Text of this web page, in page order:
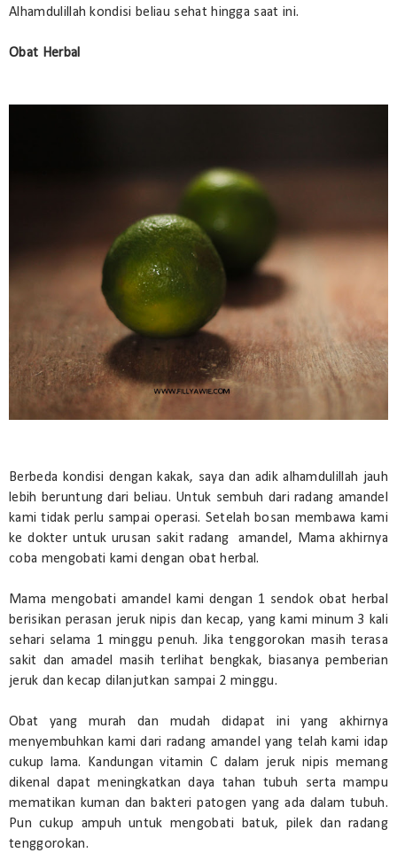
Alhamdulillah kondisi beliau sehat hingga saat ini.
Obat Herbal
Berbeda kondisi dengan kakak, saya dan adik alhamdulillah jauh
lebih beruntung dari beliau. Untuk sembuh dari radang amandel
kami tidak perlu sampai operasi. Setelah bosan membawa kami
ke dokter untuk urusan sakit radang amandel, Mama akhirnya
coba mengobati kami dengan obat herbal.
Mama mengobati amandel kami dengan 1 sendok obat herbal
berisikan perasan jeruk nipis dan kecap, yang kami minum 3 kali
sehari selama 1 minggu penuh. Jika tenggorokan masih terasa
sakit dan amadel masih terlihat bengkak, biasanya pemberian
jeruk dan kecap dilanjutkan sampai 2 minggu.
Obat yang murah dan mudah didapat ini yang akhirnya
menyembuhkan kami dari radang amandel yang telah kami idap
cukup lama. Kandungan vitamin C dalam jeruk nipis memang
dikenal dapat meningkatkan daya tahan tubuh serta mampu
mematikan kuman dan bakteri patogen yang ada dalam tubuh.
Pun cukup ampuh untuk mengobati batuk, pilek dan radang
tenggorokan.